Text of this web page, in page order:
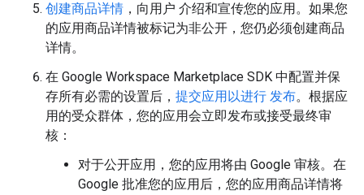
创建商品详情 ，向用户 介绍和宣传您的应用。如果您
的应用商品详情被标记为非公开，您仍必须创建商品
详情。
在 Google Workspace Marketplace SDK 中配置并保
存所有必需的设置后， 提交应用以进行 发布。根据应
用的受众群体，您的应用会立即发布或接受最终审
核：
对于公开应用，您的应用将由 Google 审核。在
Google 批准您的应用后，您的应用商品详情将